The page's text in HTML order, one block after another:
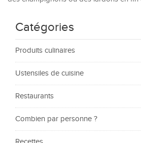
Catégories
Produits culinaires
Ustensiles de cuisine
Restaurants
Combien par personne ?